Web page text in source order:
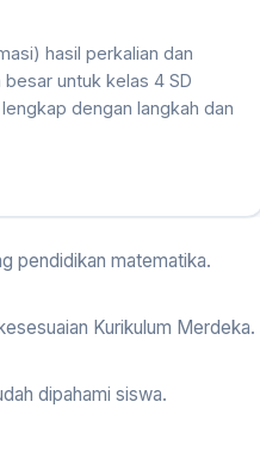
hasil perkalian dan
untuk kelas 4 SD
dengan langkah dan
pendidikan matematika.
Kurikulum Merdeka.
dipahami siswa.